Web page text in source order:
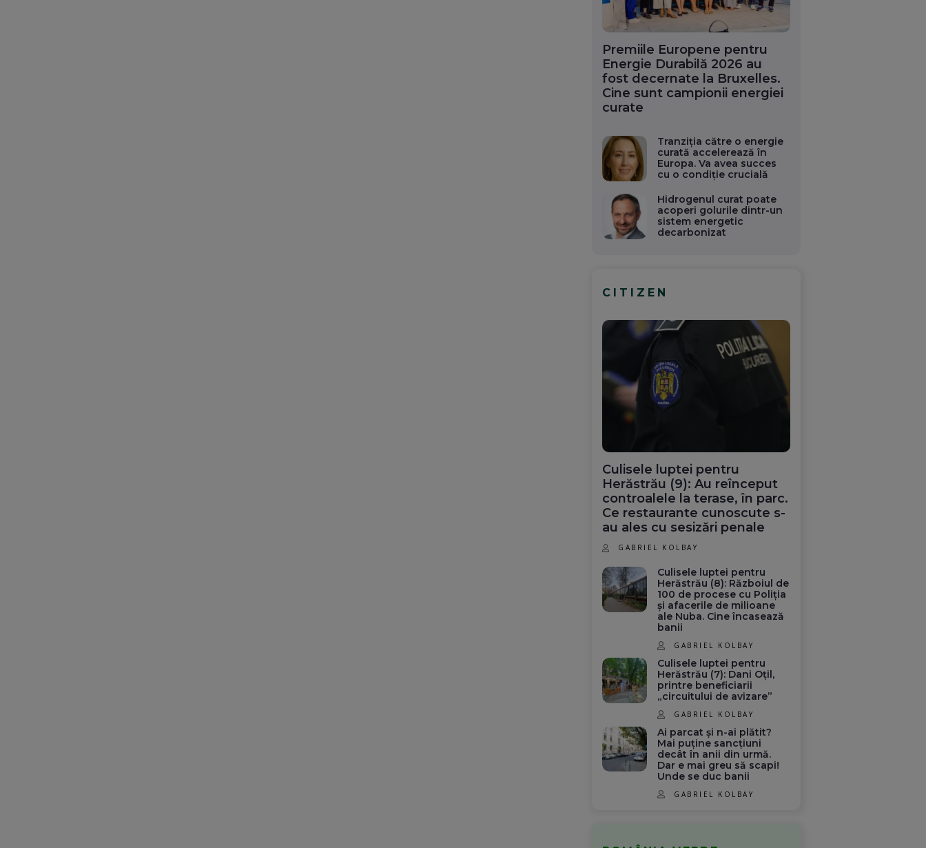
Premiile Europene pentru
Energie Durabilă 2026 au
fost decernate la Bruxelles.
Cine sunt campionii energiei
curate
Tranziția către o energie
curată accelerează în
Europa. Va avea succes
cu o condiție crucială
Hidrogenul curat poate
acoperi golurile dintr-un
sistem energetic
decarbonizat
CITIZEN
Culisele luptei pentru
Herăstrău (9): Au reînceput
controalele la terase, în parc.
Ce restaurante cunoscute s-
au ales cu sesizări penale
GABRIEL KOLBAY
Culisele luptei pentru
Herăstrău (8): Războiul de
100 de procese cu Poliția
și afacerile de milioane
ale Nuba. Cine încasează
banii
GABRIEL KOLBAY
Culisele luptei pentru
Herăstrău (7): Dani Oțil,
printre beneficiarii
„circuitului de avizare”
GABRIEL KOLBAY
Ai parcat și n-ai plătit?
Mai puține sancțiuni
decât în anii din urmă.
Dar e mai greu să scapi!
Unde se duc banii
GABRIEL KOLBAY